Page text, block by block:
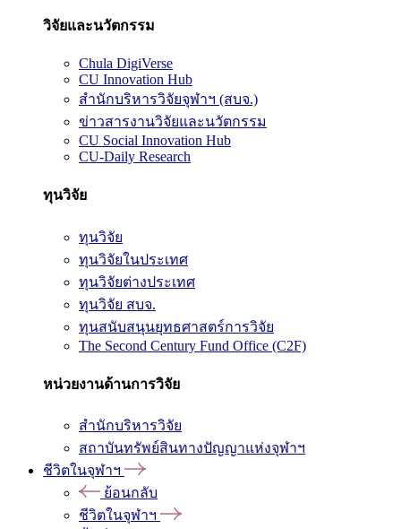
วิจัยและนวัตกรรม
Chula DigiVerse
CU Innovation Hub
สำนักบริหารวิจัยจุฬาฯ (สบจ.)
ข่าวสารงานวิจัยและนวัตกรรม
CU Social Innovation Hub
CU-Daily Research
ทุนวิจัย
ทุนวิจัย
ทุนวิจัยในประเทศ
ทุนวิจัยต่างประเทศ
ทุนวิจัย สบจ.
ทุนสนับสนุนยุทธศาสตร์การวิจัย
The Second Century Fund Office (C2F)
หน่วยงานด้านการวิจัย
สำนักบริหารวิจัย
สถาบันทรัพย์สินทางปัญญาแห่งจุฬาฯ
ชีวิตในจุฬาฯ
ย้อนกลับ
ชีวิตในจุฬาฯ